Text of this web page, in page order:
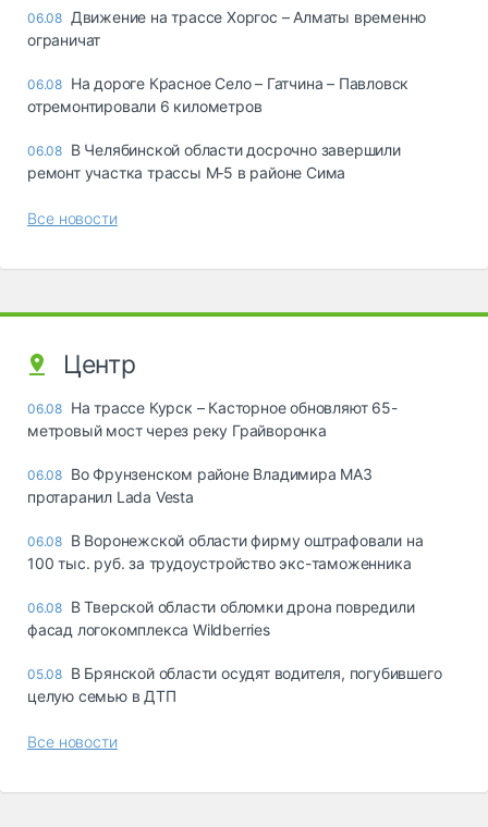
06.08 Движение на трассе Хоргос – Алматы временно
ограничат
06.08 На дороге Красное Село – Гатчина – Павловск
отремонтировали 6 километров
06.08 В Челябинской области досрочно завершили
ремонт участка трассы М‑5 в районе Сима
Все новости
Центр
06.08 На трассе Курск – Касторное обновляют 65-
метровый мост через реку Грайворонка
06.08 Во Фрунзенском районе Владимира МАЗ
протаранил Lada Vesta
06.08 В Воронежской области фирму оштрафовали на
100 тыс. руб. за трудоустройство экс-таможенника
06.08 В Тверской области обломки дрона повредили
фасад логокомплекса Wildberries
05.08 В Брянской области осудят водителя, погубившего
целую семью в ДТП
Все новости